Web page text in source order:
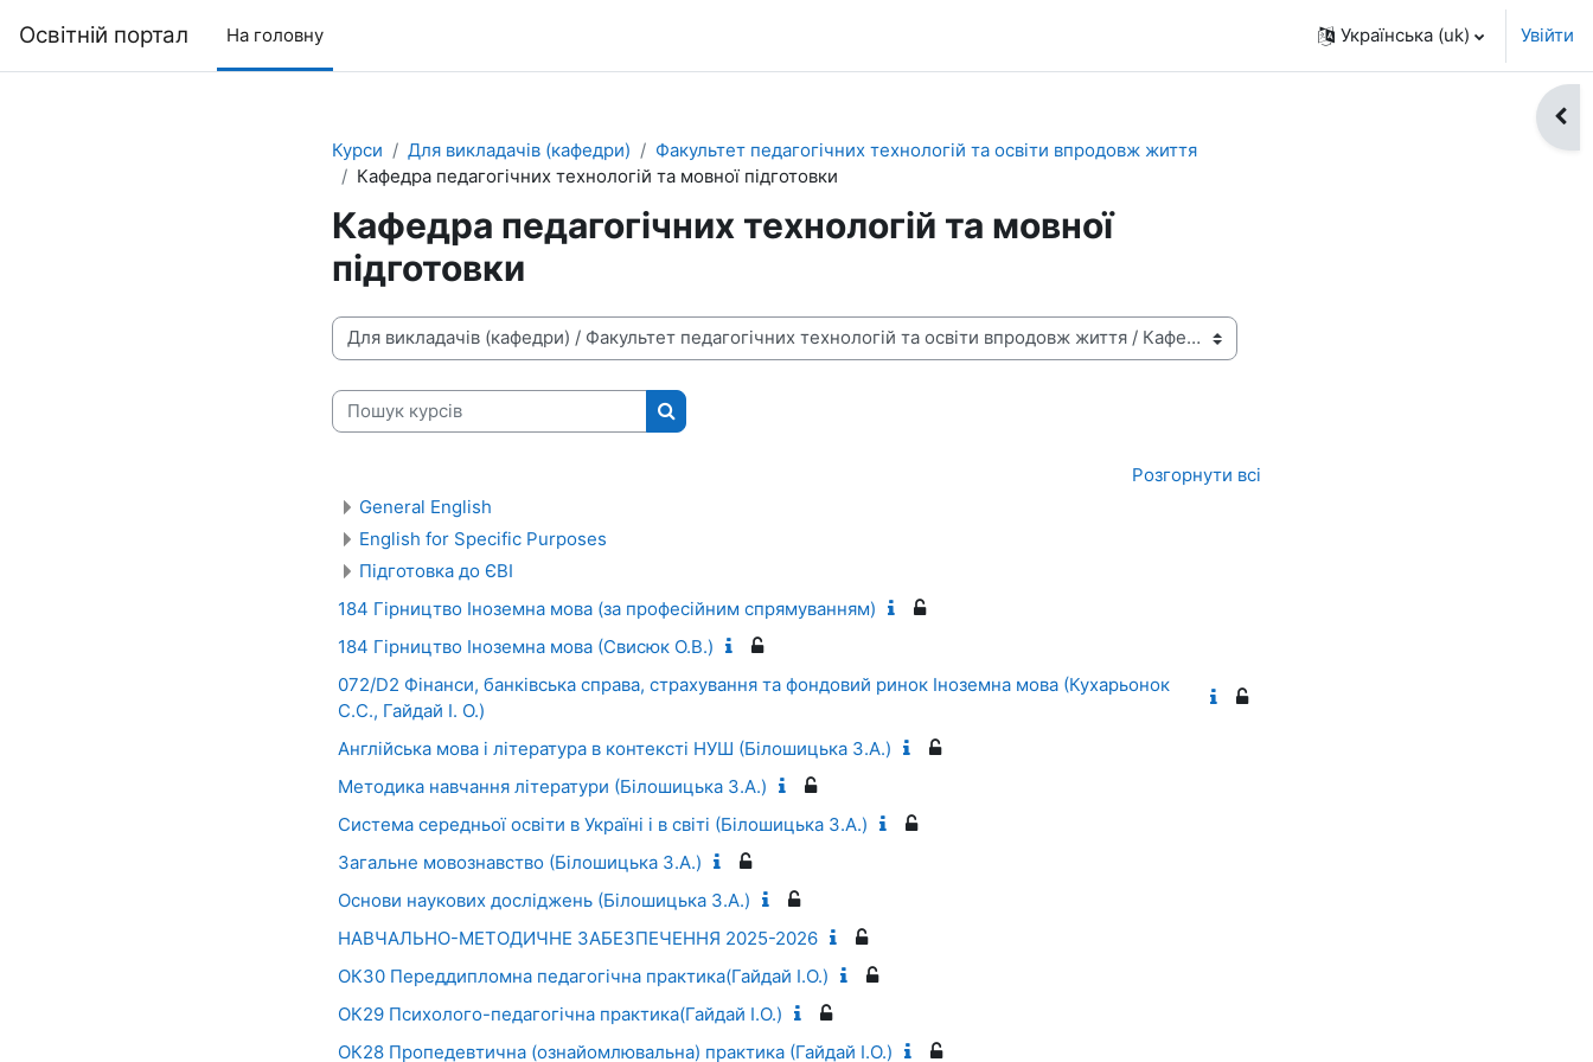
Освітній портал На головну Українська ‎(uk)‎ Увійти
Курси
Для викладачів (кафедри)
Факультет педагогічних технологій та освіти впродовж життя
Кафедра педагогічних технологій та мовної підготовки
Кафедра педагогічних технологій та мовної
підготовки
Категорії курсів
Пошук курсів
Пошук курсів
Розгорнути всі
General English
English for Specific Purposes
Підготовка до ЄВІ
184 Гірництво Іноземна мова (за професійним спрямуванням)
184 Гірництво Іноземна мова (Свисюк О.В.)
072/D2 Фінанси, банківська справа, страхування та фондовий ринок Іноземна мова (Кухарьонок
С.С., Гайдай І. О.)
Англійська мова і література в контексті НУШ (Білошицька З.А.)
Методика навчання літератури (Білошицька З.А.)
Система середньої освіти в Україні і в світі (Білошицька З.А.)
Загальне мовознавство (Білошицька З.А.)
Основи наукових досліджень (Білошицька З.А.)
НАВЧАЛЬНО-МЕТОДИЧНЕ ЗАБЕЗПЕЧЕННЯ 2025-2026
ОК30 Переддипломна педагогічна практика(Гайдай І.О.)
ОК29 Психолого-педагогічна практика(Гайдай І.О.)
ОК28 Пропедевтична (ознайомлювальна) практика (Гайдай І.О.)